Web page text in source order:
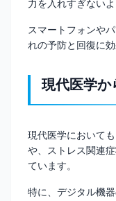
力を入れすぎない
スマートフォンや
れの予防と回復に効
現代医学か
現代医学において
や、ストレス関連
ています。
特に、デジタル機